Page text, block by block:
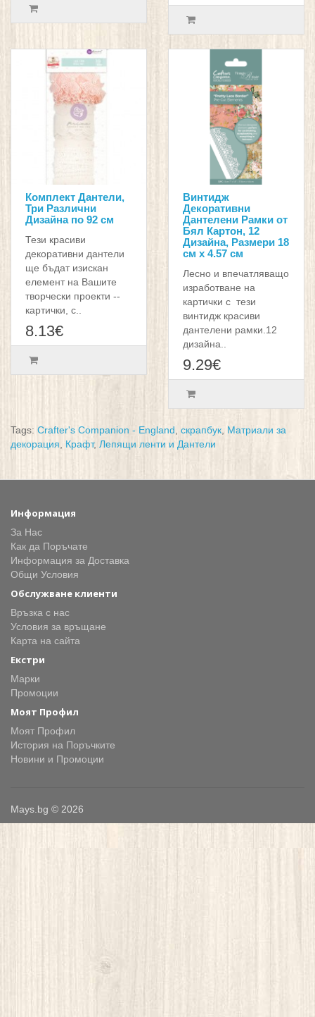
Комплект Дантели,
Три Различни
Дизайна по 92 см
Тези красиви
декоративни дантели
ще бъдат изискан
елемент на Вашите
творчески проекти --
картички, с..
8.13€
Винтидж
Декоративни
Дантелени Рамки от
Бял Картон, 12
Дизайна, Размери 18
см x 4.57 см
Лесно и впечатляващо
изработване на
картички с тези
винтидж красиви
дантелени рамки.12
дизайна..
9.29€
Tags: Crafter's Companion - England скрапбук Матриали за
декорация
Крафт, Лепящи ленти и Дантели
Информация
За Нас
Как да Поръчате
Информация за Доставка
Общи Условия
Обслужване клиенти
Връзка с нас
Условия за връщане
Карта на сайта
Екстри
Марки
Промоции
Моят Профил
Моят Профил
История на Поръчките
Новини и Промоции
Mays.bg © 2026